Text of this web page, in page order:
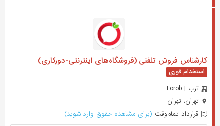
کارشناس فروش تلفنی (فروشگاه‌های اینترنتی-دورکاری)
ترب | Torob
تهران، تهران
قرارداد تمام‌وقت (برای مشاهده حقوق وارد شوید)